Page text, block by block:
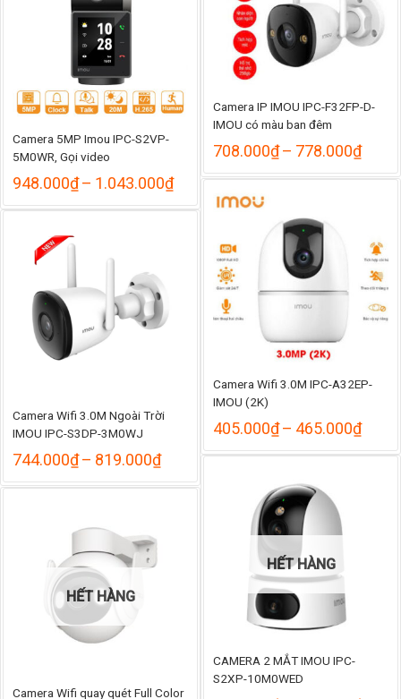
Camera IP IMOU IPC-F32FP-D-
IMOU có màu ban đêm
708.000₫– 778.000₫
từ
Camera 5MP Imou IPC-S2VP-
5M0WR, Gọi video
948.000₫– 1.043.000₫Khoảng
từ
1.043.000₫
Camera Wifi 3.0M IPC-A32EP-
IMOU (2K)
405.000₫– 465.000₫
từ
Camera Wifi 3.0M Ngoài Trời
IMOU IPC-S3DP-3M0WJ
744.000₫– 819.000₫Khoảng
từ
HẾT HÀNG
CAMERA 2 MẮT IMOU IPC-
S2XP-10M0WED
HẾT HÀNG
Camera Wifi quay quét Full Color